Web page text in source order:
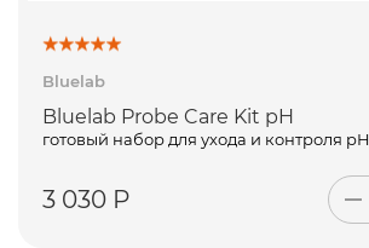
Bluelab
Bluelab Probe Care Kit pH
готовый набор для ухода и контроля pH
3 030 Р